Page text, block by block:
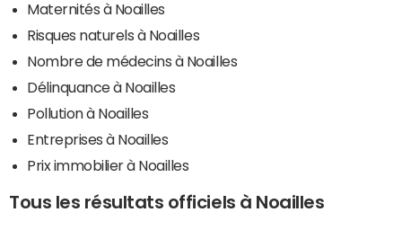
Maternités à Noailles
Risques naturels à Noailles
Nombre de médecins à Noailles
Délinquance à Noailles
Pollution à Noailles
Entreprises à Noailles
Prix immobilier à Noailles
Tous les résultats officiels à Noailles